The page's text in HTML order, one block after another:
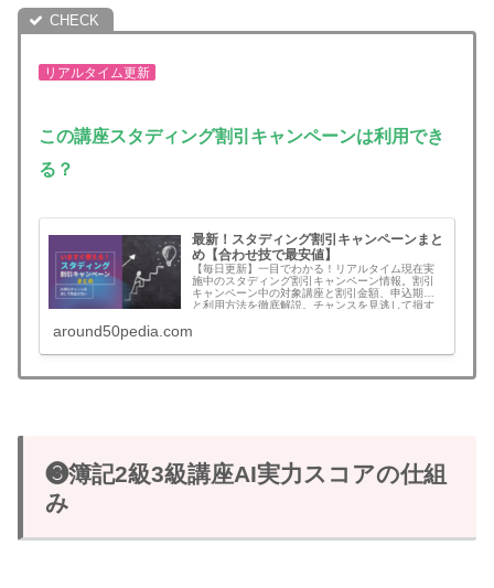
リアルタイム更新
この講座スタディング割引キャンペーンは利用でき
る？
最新！スタディング割引キャンペーンまと
め【合わせ技で最安値】
【毎日更新】一目でわかる！リアルタイム現在実
施中のスタディング割引キャンペーン情報。割引
キャンペーン中の対象講座と割引金額、申込期限
と利用方法を徹底解説。チャンスを見逃して損す
認会計士、社労士、中小企業診断士、行政書士、
者など！割引キャンペーンの年間回数と割引額目
around50pedia.com
❸簿記2級3級講座AI実力スコアの仕組
み